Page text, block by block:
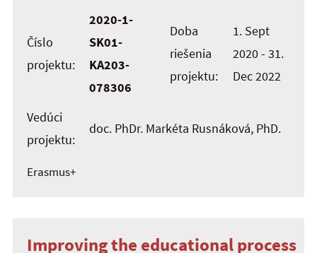
Číslo
projektu:
2020-1-
SK01-
KA203-
078306
Doba
riešenia
projektu:
1. Sept
2020 - 31.
Dec 2022
Vedúci
projektu:
doc. PhDr. Markéta Rusnáková, PhD.
Erasmus+
Improving the educational process